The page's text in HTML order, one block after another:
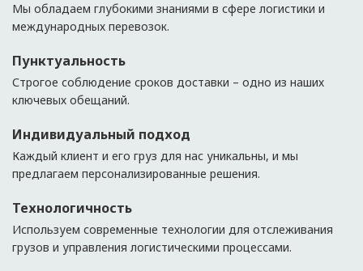
Мы обладаем глубокими знаниями в сфере логистики и
международных перевозок.
Пунктуальность
Строгое соблюдение сроков доставки – одно из наших
ключевых обещаний.
Индивидуальный подход
Каждый клиент и его груз для нас уникальны, и мы
предлагаем персонализированные решения.
Технологичность
Используем современные технологии для отслеживания
грузов и управления логистическими процессами.